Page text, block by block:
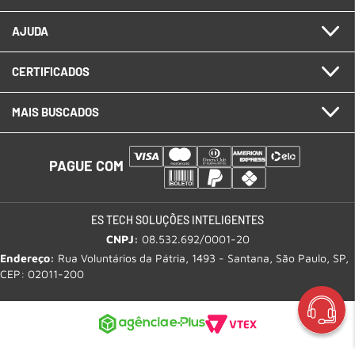
AJUDA
CERTIFICADOS
MAIS BUSCADOS
PAGUE COM
ES TECH SOLUÇÕES INTELIGENTES
CNPJ: 08.532.692/0001-20
Endereço: Rua Voluntários da Pátria, 1493 - Santana, São Paulo, SP,
CEP: 02011-200